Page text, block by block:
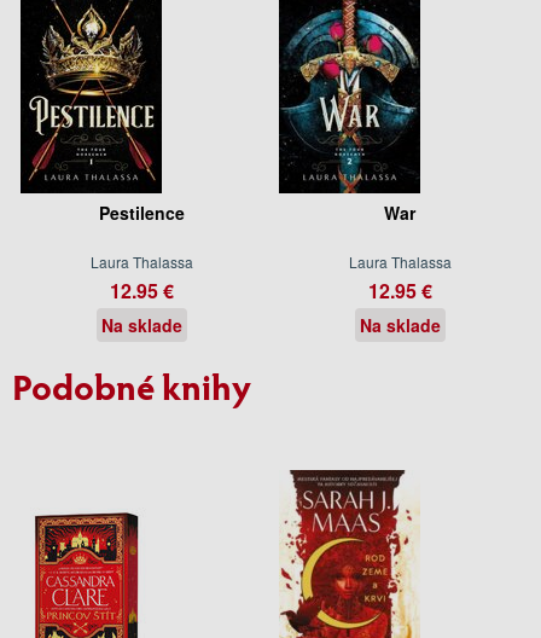
Pestilence
Laura Thalassa
12.95 €
Na sklade
War
Laura Thalassa
12.95 €
Na sklade
Podobné knihy